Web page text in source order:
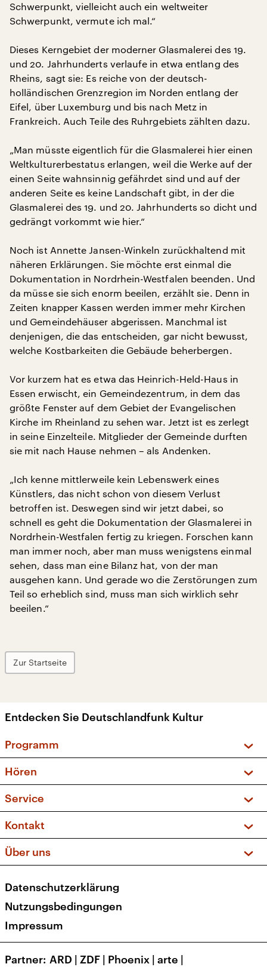
Schwerpunkt, vielleicht auch ein weltweiter
Schwerpunkt, vermute ich mal.“
Dieses Kerngebiet der moderner Glasmalerei des 19.
und 20. Jahrhunderts verlaufe in etwa entlang des
Rheins, sagt sie: Es reiche von der deutsch-
holländischen Grenzregion im Norden entlang der
Eifel, über Luxemburg und bis nach Metz in
Frankreich. Auch Teile des Ruhrgebiets zählten dazu.
„Man müsste eigentlich für die Glasmalerei hier einen
Weltkulturerbestatus erlangen, weil die Werke auf der
einen Seite wahnsinnig gefährdet sind und auf der
anderen Seite es keine Landschaft gibt, in der die
Glasmalerei des 19. und 20. Jahrhunderts so dicht und
gedrängt vorkommt wie hier.“
Noch ist Annette Jansen-Winkeln zurückhaltend mit
näheren Erklärungen. Sie möchte erst einmal die
Dokumentation in Nordrhein-Westfalen beenden. Und
da müsse sie sich enorm beeilen, erzählt sie. Denn in
Zeiten knapper Kassen werden immer mehr Kirchen
und Gemeindehäuser abgerissen. Manchmal ist
denjenigen, die das entscheiden, gar nicht bewusst,
welche Kostbarkeiten die Gebäude beherbergen.
Vor kurzem hat es etwa das Heinrich-Held-Haus in
Essen erwischt, ein Gemeindezentrum, in dem das
größte Fenster auf dem Gebiet der Evangelischen
Kirche im Rheinland zu sehen war. Jetzt ist es zerlegt
in seine Einzelteile. Mitglieder der Gemeinde durften
sie mit nach Hause nehmen – als Andenken.
„Ich kenne mittlerweile kein Lebenswerk eines
Künstlers, das nicht schon von diesem Verlust
betroffen ist. Deswegen sind wir jetzt dabei, so
schnell es geht die Dokumentation der Glasmalerei in
Nordrhein-Westfalen fertig zu kriegen. Forschen kann
man immer noch, aber man muss wenigstens einmal
sehen, dass man eine Bilanz hat, von der man
ausgehen kann. Und gerade wo die Zerstörungen zum
Teil so erheblich sind, muss man sich wirklich sehr
beeilen.“
Zur Startseite
Entdecken Sie Deutschlandfunk Kultur
Programm
Sendungen und Podcasts
Musikliste
Kakadu – Das Kinderprogramm
Hören
Frequenzen (UKW + DAB+)
Service
FAQ
Apps
Newsletter
Veranstaltungen
Kontakt
Social Media
Über uns
Presse
Karriere
Transparenz
Datenschutzerklärung
Nutzungsbedingungen
Impressum
Partner ARD | ZDF | Phoenix | arte |